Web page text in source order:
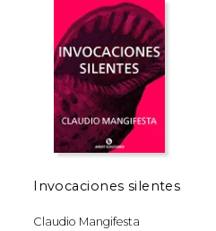
Invocaciones silentes
Claudio Mangifesta